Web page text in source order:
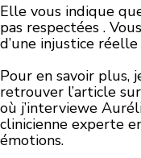
Elle vous indique
pas respectées .
d’une injustice
Pour en savoir plus,
retrouver l’article sur
où j’interviewe
clinicienne experte
émotions.